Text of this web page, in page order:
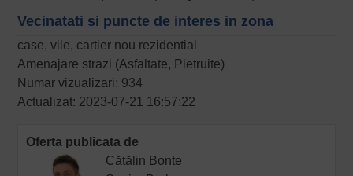
Vecinatati si puncte de interes in zona
case, vile, cartier nou rezidential
Amenajare strazi (Asfaltate, Pietruite)
Numar vizualizari: 934
Actualizat: 2023-07-21 16:57:22
Oferta publicata de
Cătălin Bonte